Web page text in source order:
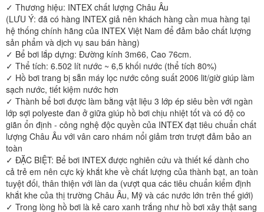
✓ Thương hiệu: INTEX chất lượng Châu Âu
(LƯU Ý: đã có hàng INTEX giả nên khách hàng cần mua hàng tại
hệ thống chính hãng của INTEX Việt Nam để đảm bảo chất lượng
sản phẩm và dịch vụ sau bán hàng)
✓ Bể bơi lắp dựng: Đường kính 3m66, Cao 76cm.
✓ Thể tích: 6.502 lít nước ~ 6,5 khối nước (thể tích 80%)
✓ Hồ bơi trang bị sẵn máy lọc nước công suất 2006 lit/giờ giúp làm
sạch nước, tiết kiệm nước hơn
✓ Thành bể bơi được làm bằng vật liệu 3 lớp ép siêu bền với ngàn
lớp sợi polyeste đan ở giữa giúp hồ bơi chịu nhiệt tốt và có độ co
giãn ổn định - công nghệ độc quyền của INTEX đạt tiêu chuẩn chất
lượng Châu Âu với vân caro nhám nổi giảm trơn trượt đảm bảo an
toàn
✓ ĐẶC BIỆT: Bể bơi INTEX được nghiên cứu và thiết kế dành cho
cả trẻ em nên cực kỳ khắt khe về chất lượng của thành bạt, an toàn
tuyệt đối, thân thiện với làn da (vượt qua các tiêu chuẩn kiểm định
khắt khe của thị trường Châu Âu, Mỹ và các nước lớn trên thế giới)
✓ Trong lòng hồ bơi là kẻ caro xanh trắng như hồ bơi xây thật sang